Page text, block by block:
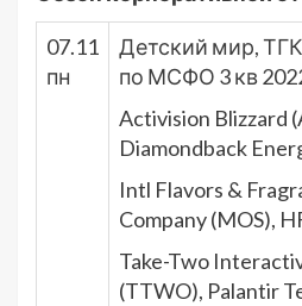
07.11
пн
Детский мир,
по МСФО 3 кв
Activision Blizzard
Diamondback
Intl Flavors &
Company (MOS),
Take-Two
(TTWO), Palantir